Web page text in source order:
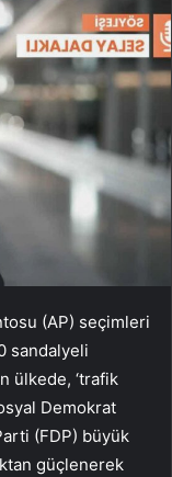
(AP) seçimleri
sandalyeli
ülkede, ‘trafik
Demokrat
(FDP) büyük
güçlenerek